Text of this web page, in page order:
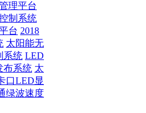
理平台
制系统
台 2018
太阳能无
系统 LED
布系统 太
口LED显
绿波速度